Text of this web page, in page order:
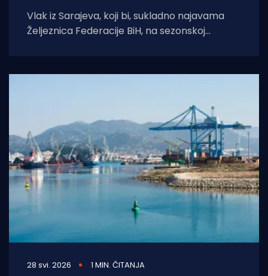
Vlak iz Sarajeva, koji bi, sukladno najavama
Željeznica Federacije BiH, na sezonskoj
28 svi. 2026 1 MIN. ČITANJA